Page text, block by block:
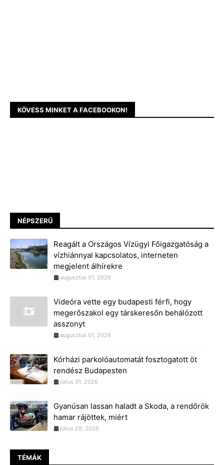
KÖVESS MINKET A FACEBOOKON!
NÉPSZERŰ
Reagált a Országos Vízügyi Főigazgatóság a
vízhiánnyal kapcsolatos, interneten
megjelent álhírekre
augusztus 01, 2026
Videóra vette egy budapesti férfi, hogy
megerőszakol egy társkeresőn behálózott
asszonyt
augusztus 01, 2026
Kórházi parkolóautomatát fosztogatott öt
rendész Budapesten
július 31, 2026
Gyanúsan lassan haladt a Skoda, a rendőrök
hamar rájöttek, miért
július 29, 2026
TÉMÁK